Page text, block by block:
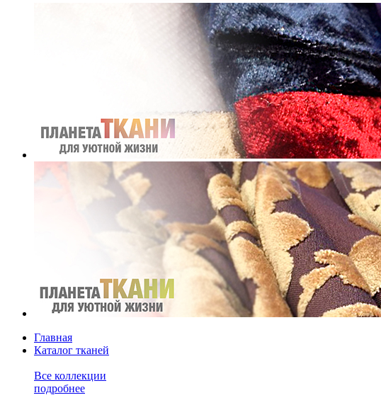
Главная
Каталог тканей
Все коллекции
подробнее